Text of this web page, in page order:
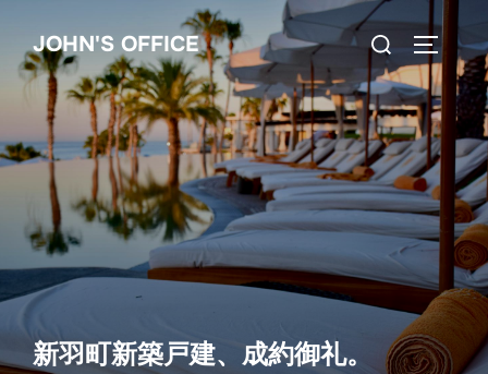
ツ
へ
JOHN'S OFFICE
検
対
象:
サイド
新羽町新築戸建、成約御礼。